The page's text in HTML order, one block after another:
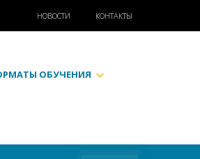
НОВОСТИ КОНТАКТЫ
ОБУЧЕНИЯ